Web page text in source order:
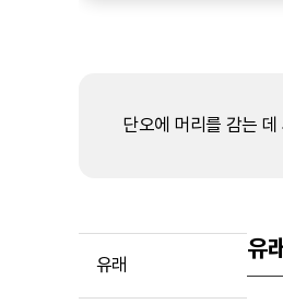
단오에 머리를 감는
유래
유래